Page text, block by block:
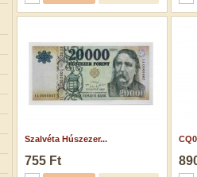
Szalvéta Húszezer...
755 Ft